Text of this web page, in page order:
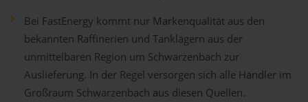
Bei FastEnergy kommt nur Markenqualität aus den
bekannten Raffinerien und Tanklägern aus der
unmittelbaren Region um Schwarzenbach zur
Auslieferung. In der Regel versorgen sich alle Händler im
Großraum Schwarzenbach aus diesen Quellen.